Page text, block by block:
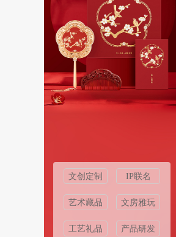
文创定制 IP联名
艺术藏品 文房雅玩
工艺礼品 产品研发